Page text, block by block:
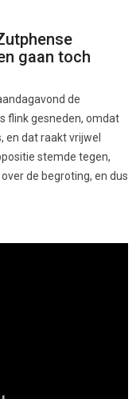
gaan toch
de
flink gesneden, omdat
en dat raakt vrijwel
stemde tegen,
de begroting, en dus